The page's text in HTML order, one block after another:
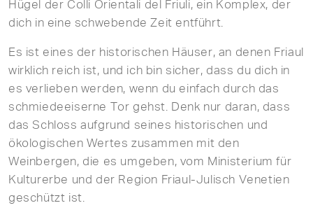
Hügel der Colli Orientali del Friuli, ein Komplex, der
dich in eine schwebende Zeit entführt.
Es ist eines der historischen Häuser, an denen Friaul
wirklich reich ist, und ich bin sicher, dass du dich in
es verlieben werden, wenn du einfach durch das
schmiedeeiserne Tor gehst. Denk nur daran, dass
das Schloss aufgrund seines historischen und
ökologischen Wertes zusammen mit den
Weinbergen, die es umgeben, vom Ministerium für
Kulturerbe und der Region Friaul-Julisch Venetien
geschützt ist.